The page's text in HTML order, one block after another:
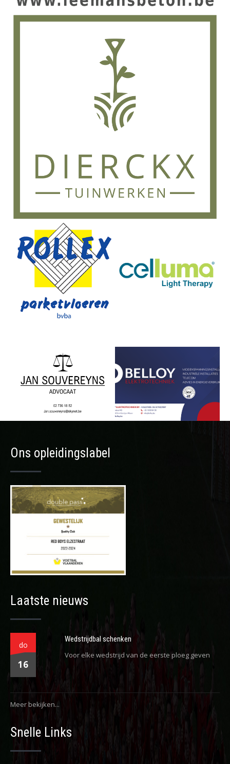
Ons opleidingslabel
Laatste nieuws
do
16
Wedstrijdbal schenken
Voor elke wedstrijd van de eerste ploeg geven
Meer bekijken...
Snelle Links